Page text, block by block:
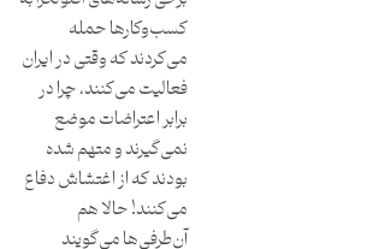
کسب‌وکارها حمله
می‌کردند که وقتی در ایران
فعالیت می‌کنند، چرا در
برابر اعتراضات موضع
نمی‌گیرند و متهم شده
بودند که از اغتشاش دفاع
می‌کنند! حالا هم
آن‌طرفی‌ها می‌گویند